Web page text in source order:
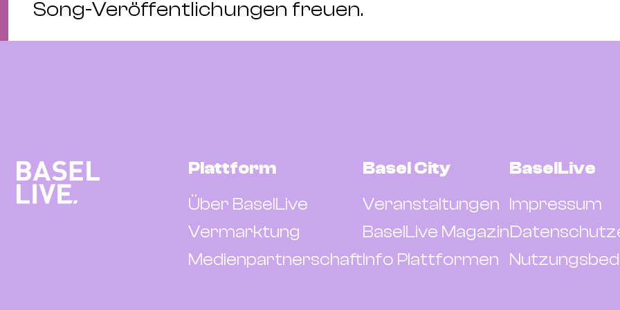
Song-Veröffentlichungen freuen.
Plattform
Über BaselLive
Vermarktung
Medienpartnerschaft
Basel City
Veranstaltungen
BaselLive Magazin
Info Plattformen
BaselLive
Impressum